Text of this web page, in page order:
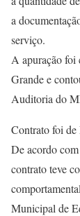
a
serviço.
A apuração foi
Grande e
Auditoria do
Contrato foi
De acordo
contrato teve
Municipal de